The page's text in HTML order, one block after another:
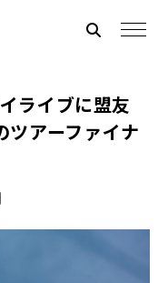
ライブに盟友
ツアーファイナ